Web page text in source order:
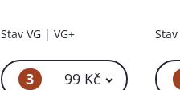
Stav VG | VG+
3 99 Kč
Stav